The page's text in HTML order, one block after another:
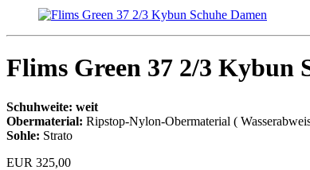
Flims Green 37 2/3 Kybun
Schuhweite: weit
Obermaterial: Ripstop-Nylon-Obermaterial (
Sohle: Strato
EUR 325,00